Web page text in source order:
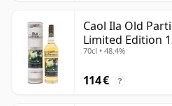
Caol Ila Old
Limited Edition
70cl • 48.4%
114 € ?